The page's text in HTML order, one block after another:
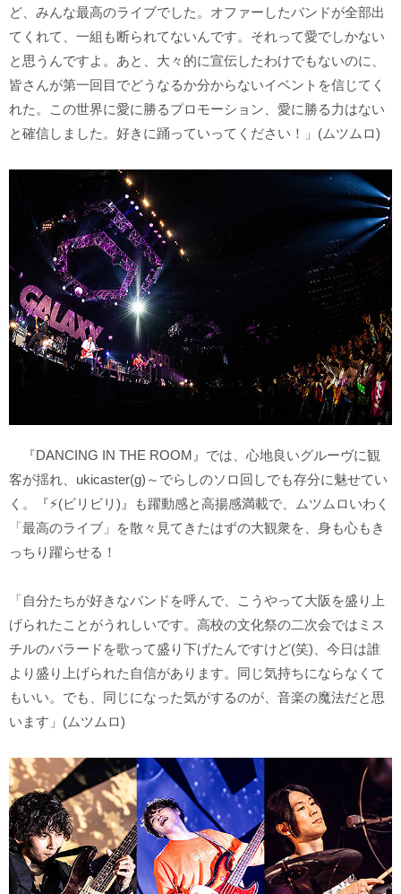
ど、みんな最高のライブでした。オファーしたバンドが全部出
てくれて、一組も断られてないんです。それって愛でしかない
と思うんですよ。あと、大々的に宣伝したわけでもないのに、
皆さんが第一回目でどうなるか分からないイベントを信じてく
れた。この世界に愛に勝るプロモーション、愛に勝る力はない
と確信しました。好きに踊っていってください！」(ムツムロ)
『DANCING IN THE ROOM』では、心地良いグルーヴに観
客が揺れ、ukicaster(g)～でらしのソロ回しでも存分に魅せてい
く。『⚡️(ビリビリ)』も躍動感と高揚感満載で、ムツムロいわく
「最高のライブ」を散々見てきたはずの大観衆を、身も心もき
っちり躍らせる！
「自分たちが好きなバンドを呼んで、こうやって大阪を盛り上
げられたことがうれしいです。高校の文化祭の二次会ではミス
チルのバラードを歌って盛り下げたんですけど(笑)、今日は誰
より盛り上げられた自信があります。同じ気持ちにならなくて
もいい。でも、同じになった気がするのが、音楽の魔法だと思
います」(ムツムロ)